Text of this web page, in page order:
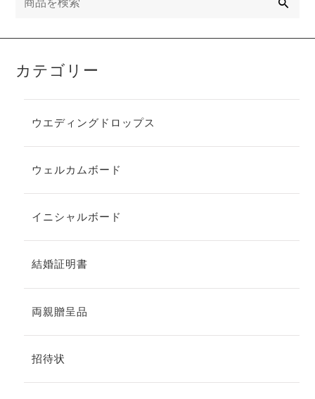
カテゴリー
ウエディングドロップス
ウェルカムボード
イニシャルボード
結婚証明書
両親贈呈品
招待状